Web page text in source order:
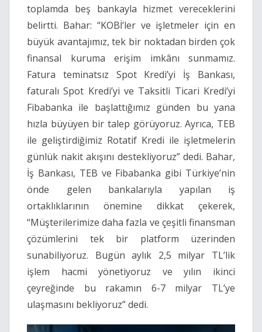
toplamda beş bankayla hizmet vereceklerini
belirtti. Bahar: “KOBİ’ler ve işletmeler için en
büyük avantajımız, tek bir noktadan birden çok
finansal kuruma erişim imkânı sunmamız.
Fatura teminatsız Spot Kredi’yi İş Bankası,
faturalı Spot Kredi’yi ve Taksitli Ticari Kredi’yi
Fibabanka ile başlattığımız günden bu yana
hızla büyüyen bir talep görüyoruz. Ayrıca, TEB
ile geliştirdiğimiz Rotatif Kredi ile işletmelerin
günlük nakit akışını destekliyoruz” dedi. Bahar,
İş Bankası, TEB ve Fibabanka gibi Türkiye’nin
önde gelen bankalarıyla yapılan iş
ortaklıklarının önemine dikkat çekerek,
“Müşterilerimize daha fazla ve çeşitli finansman
çözümlerini tek bir platform üzerinden
sunabiliyoruz. Bugün aylık 2,5 milyar TL’lik
işlem hacmi yönetiyoruz ve yılın ikinci
çeyreğinde bu rakamın 6-7 milyar TL’ye
ulaşmasını bekliyoruz” dedi.